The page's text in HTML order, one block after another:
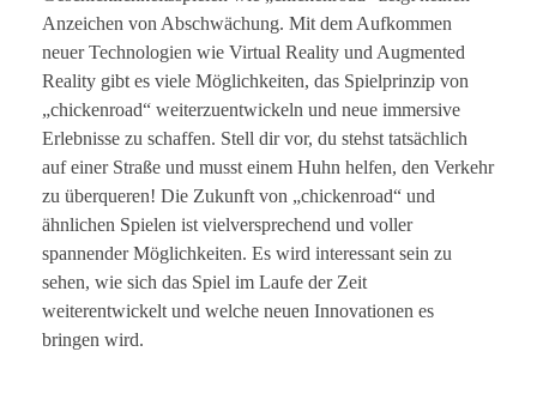
Anzeichen von Abschwächung. Mit dem Aufkommen
neuer Technologien wie Virtual Reality und Augmented
Reality gibt es viele Möglichkeiten, das Spielprinzip von
„chickenroad“ weiterzuentwickeln und neue immersive
Erlebnisse zu schaffen. Stell dir vor, du stehst tatsächlich
auf einer Straße und musst einem Huhn helfen, den Verkehr
zu überqueren! Die Zukunft von „chickenroad“ und
ähnlichen Spielen ist vielversprechend und voller
spannender Möglichkeiten. Es wird interessant sein zu
sehen, wie sich das Spiel im Laufe der Zeit
weiterentwickelt und welche neuen Innovationen es
bringen wird.